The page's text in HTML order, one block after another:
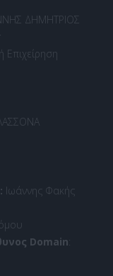
ΔΗΜΗΤΡΙΟΣ
Επιχείρηση
Ιωάννης Φακής
Domain: